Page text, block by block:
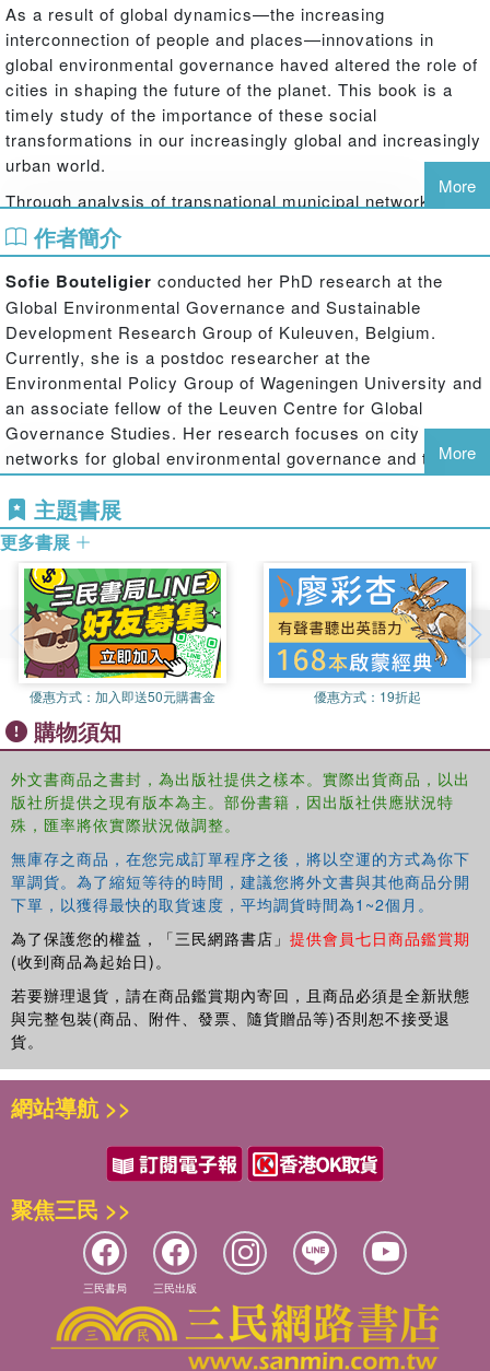
As a result of global dynamics—the increasing
interconnection of people and places—innovations in
global environmental governance haved altered the role of
cities in shaping the future of the planet. This book is a
timely study of the importance of these social
transformations in our increasingly global and increasingly
urban world.
Through analysis of transnational municipal networks,
such as Metropolis and the C40 Cities Climate Leadership
Group, Sofie Bouteligier's innovative study examines
theories of the network society and global cities from a
global ecology perspective. Through direct observation
and interviews and using two types of city networks that
have been treated separately in the literature, she
discovers the structure and logic pertaining to office
networks of environmental non-governmental
organizations and environmental consultancy firms. In
doing so she incisively demonstrates the ways in which
cities fulfill the role of strategic sites of global
environmental governance, concentrating knowledge,
infrastructure, and institutions vital to the function of
transnational actors.
More
作者簡介
Sofie Bouteligier conducted her PhD research at the
Global Environmental Governance and Sustainable
Development Research Group of Kuleuven, Belgium.
Currently, she is a postdoc researcher at the
Environmental Policy Group of Wageningen University and
an associate fellow of the Leuven Centre for Global
Governance Studies. Her research focuses on city
networks for global environmental governance and the
interactions between multinational private companies and
cities in the search for sustainable urban futures.
More
主題書展
更多書展
優惠方式： 加入即送50元購書金 優惠方式： 19折起
購物須知
外文書商品之書封，為出版社提供之樣本。實際出貨商品，以出
版社所提供之現有版本為主。部份書籍，因出版社供應狀況特
殊，匯率將依實際狀況做調整。
無庫存之商品，在您完成訂單程序之後，將以空運的方式為你下
單調貨。為了縮短等待的時間，建議您將外文書與其他商品分開
下單，以獲得最快的取貨速度，平均調貨時間為1~2個月。
為了保護您的權益，「三民網路書店」 提供會員七日商品鑑賞期
(收到商品為起始日)。
若要辦理退貨，請在商品鑑賞期內寄回，且商品必須是全新狀態
與完整包裝(商品、附件、發票、隨貨贈品等)否則恕不接受退
貨。
網站導航 >>
聚焦三民 >>
三民書局 三民出版